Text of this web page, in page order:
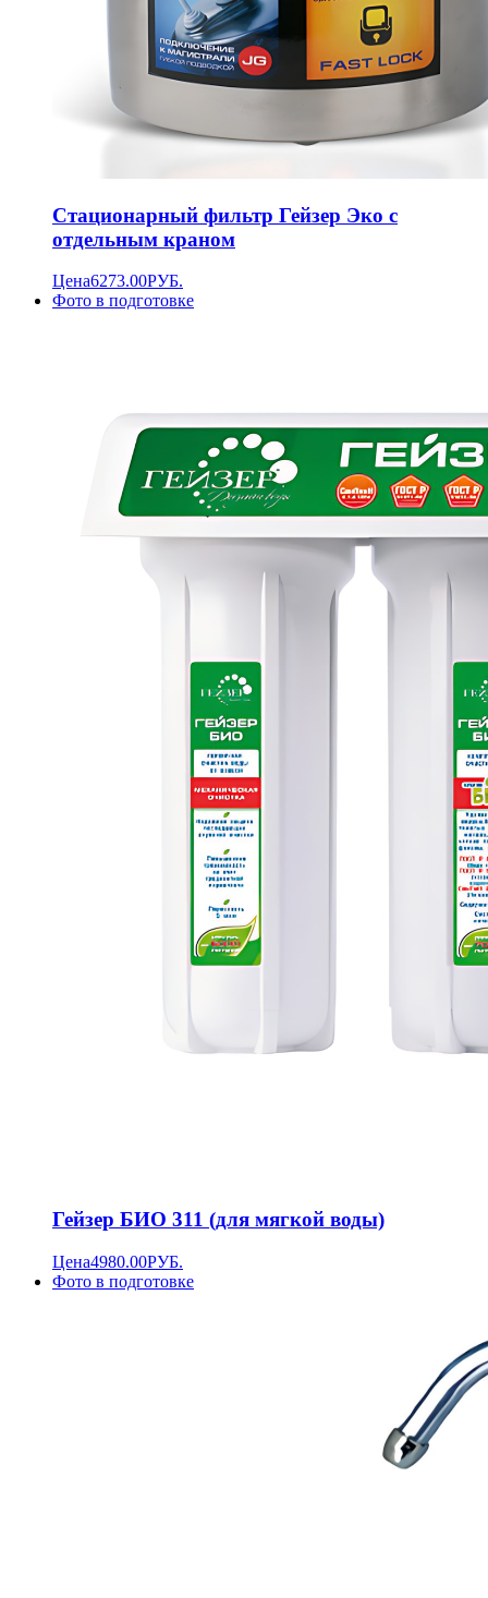
Стационарный фильтр Гейзер Эко с
отдельным краном
Цена6273.00РУБ.
Фото в подготовке
Гейзер БИО 311 (для мягкой воды)
Цена4980.00РУБ.
Фото в подготовке